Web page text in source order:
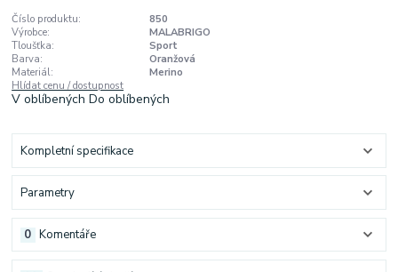
Číslo produktu:
850
Výrobce:
MALABRIGO
Tloušťka:
Sport
Barva:
Oranžová
Materiál:
Merino
Hlídat cenu / dostupnost
V oblíbenýchDo oblíbených
Kompletní specifikace
Parametry
Komentáře
0